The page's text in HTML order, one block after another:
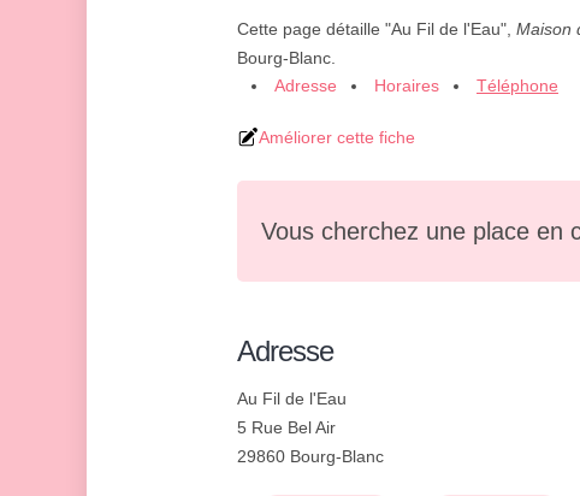
Cette page détaille "Au Fil de l'Eau", Maison
Bourg-Blanc.
Adresse
Horaires Téléphone
Améliorer cette fiche
Vous cherchez une place en
Adresse
Au Fil de l'Eau
5 Rue Bel Air
29860 Bourg-Blanc